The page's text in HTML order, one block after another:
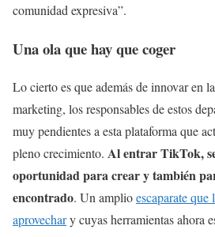
comunidad expresiva”.
Una ola que hay que coger
Lo cierto es que además de innovar en
marketing, los responsables de estos
muy pendientes a esta plataforma que
pleno crecimiento. Al entrar TikTok,
oportunidad para crear y también
encontrado. Un amplioescaparate que
aprovechary cuyas herramientas ahora